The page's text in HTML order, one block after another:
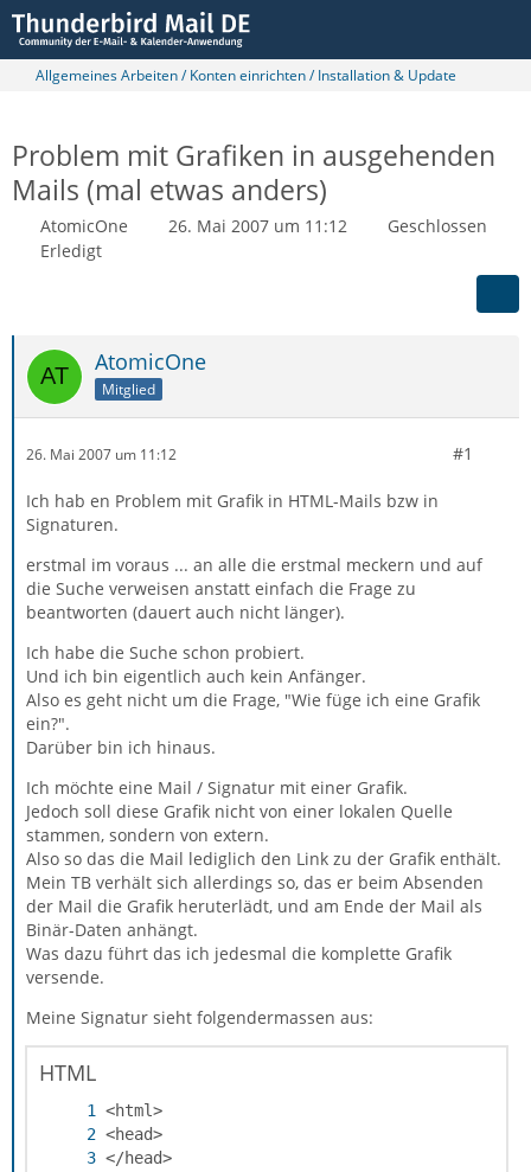
Allgemeines Arbeiten / Konten einrichten / Installation & Update
Problem mit Grafiken in ausgehenden
Mails (mal etwas anders)
AtomicOne 26. Mai 2007 um 11:12
Geschlossen
Erledigt
AtomicOne
Mitglied
26. Mai 2007 um 11:12 #1
Ich hab en Problem mit Grafik in HTML-Mails bzw in
Signaturen.
erstmal im voraus ... an alle die erstmal meckern und auf
die Suche verweisen anstatt einfach die Frage zu
beantworten (dauert auch nicht länger).
Ich habe die Suche schon probiert.
Und ich bin eigentlich auch kein Anfänger.
Also es geht nicht um die Frage, "Wie füge ich eine Grafik
ein?".
Darüber bin ich hinaus.
Ich möchte eine Mail / Signatur mit einer Grafik.
Jedoch soll diese Grafik nicht von einer lokalen Quelle
stammen, sondern von extern.
Also so das die Mail lediglich den Link zu der Grafik enthält.
Mein TB verhält sich allerdings so, das er beim Absenden
der Mail die Grafik heruterlädt, und am Ende der Mail als
Binär-Daten anhängt.
Was dazu führt das ich jedesmal die komplette Grafik
versende.
Meine Signatur sieht folgendermassen aus:
HTML